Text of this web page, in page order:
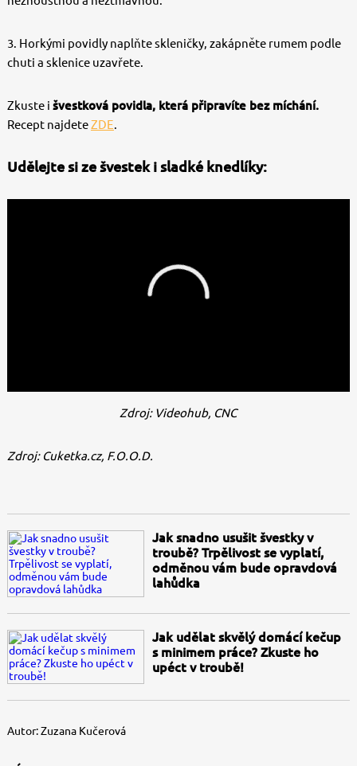
3. Horkými povidly naplňte skleničky, zakápněte rumem podle
chuti a sklenice uzavřete.
Zkuste i švestková povidla, která připravíte bez míchání.
Recept najdeteZDE.
Udělejte si ze švestek i sladké knedlíky:
Zdroj: Videohub, CNC
Zdroj: Cuketka.cz, F.O.O.D.
Jak snadno usušit švestky v
troubě? Trpělivost se vyplatí,
odměnou vám bude opravdová
lahůdka
Jak udělat skvělý domácí kečup
s minimem práce? Zkuste ho
upéct v troubě!
Autor:Zuzana Kučerová